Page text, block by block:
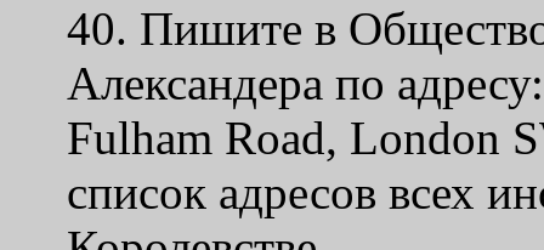
40. Пишите в
Александера по
Fulham Road, London
список адресов всех